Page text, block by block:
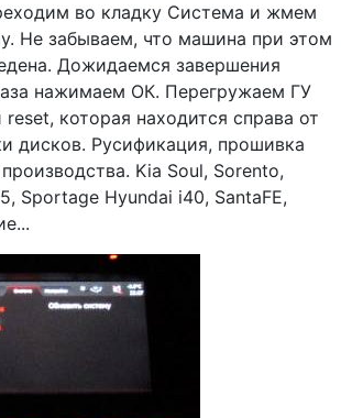
во кладку Система и жмем
Не забываем, что машина при этом
Дожидаемся завершения
нажимаем ОК. Перегружаем ГУ
которая находится справа от
дисков. Русификация, прошивка
Kia Soul, Sorento,
Sportage Hyundai i40, SantaFE,